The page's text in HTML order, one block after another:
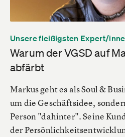
Unsere fleißigsten Expert/
Warum der VGSD auf
abfärbt
Markus geht es als Soul &
um die Geschäftsidee,
Person "dahinter". Seine
der